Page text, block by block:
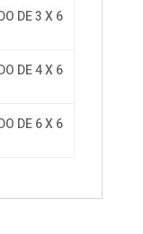
DE 3 X 6
DE 4 X 6
DE 6 X 6